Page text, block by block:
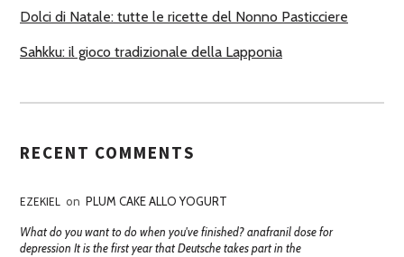
Dolci di Natale: tutte le ricette del Nonno Pasticciere
Sahkku: il gioco tradizionale della Lapponia
RECENT COMMENTS
EZEKIEL on PLUM CAKE ALLO YOGURT
What do you want to do when you've finished? anafranil dose for
depression It is the first year that Deutsche takes part in the